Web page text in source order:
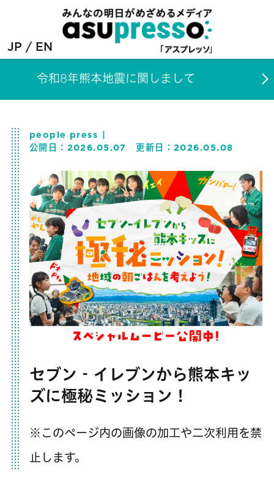
JP EN
令和8年熊本地震に関しまして
people press
公開日： 2026.05.07 更新日：2026.05.08
セブン‐イレブンから熊本キッ
ズに極秘ミッション！
※このページ内の画像の加工や二次利用を禁
止します。